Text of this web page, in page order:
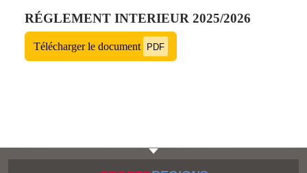
RÉGLEMENT INTERIEUR 2025/2026
Télécharger le document PDF